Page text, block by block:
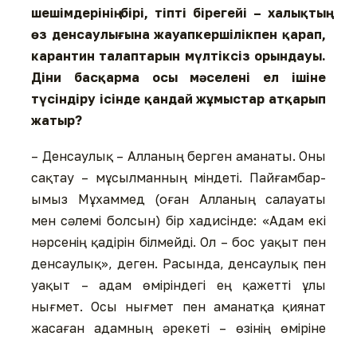
шешім­де­рінің бірі, тіпті бірегейі – ха­лық­тың
өз денсаулығына жауап­кер­ші­лікпен қарап,
карантин талаптарын мүлтіксіз орындауы.
Діни басқарма осы мәселені ел ішіне
түсіндіру ісінде қандай жұмыстар атқарып
жатыр?
– Денсаулық – Алланың бер­ген аманаты. Оны
сақтау – мұсылманның міндеті. Пайғам­бар­
ымыз Мұхаммед (оған Ал­ла­ның салауаты
мен сәлемі болсын) бір хадисінде: «Адам екі
нәрсенің қадірін білмейді. Ол – бос уақыт пен
денсаулық», деген. Расында, денсаулық пен
уақыт – адам өміріндегі ең қажетті ұлы
нығмет. Осы нығмет пен аманатқа қиянат
жасаған адамның әрекеті – өзінің өміріне